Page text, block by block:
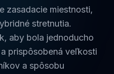
zasadacie miestnosti,
stretnutia.
aby bola jednoducho
prispôsobená veľkosti
a spôsobu